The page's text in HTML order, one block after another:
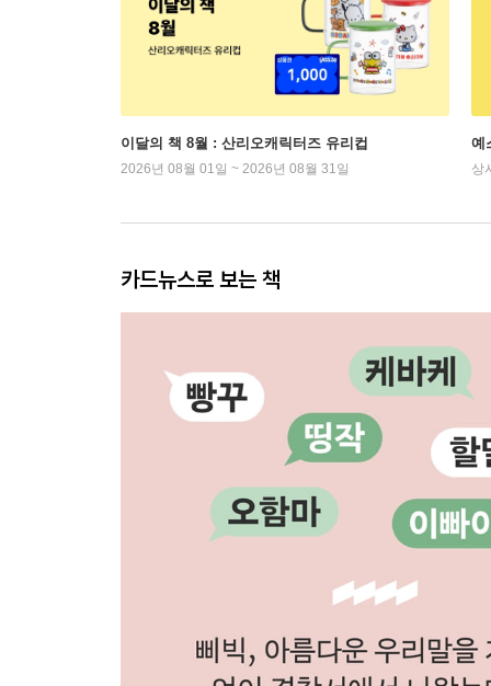
이달의 책 8월 : 산리오캐릭터즈 유리컵
2026년 08월 01일 ~ 2026년 08월 31일
예
상
카드뉴스로 보는 책